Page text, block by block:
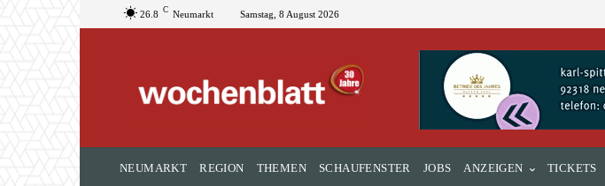
26.8 C Neumarkt Samstag, 8 August 2026
NEUMARKT REGION THEMEN SCHAUFENSTER JOBS ANZEIGEN TICKETS